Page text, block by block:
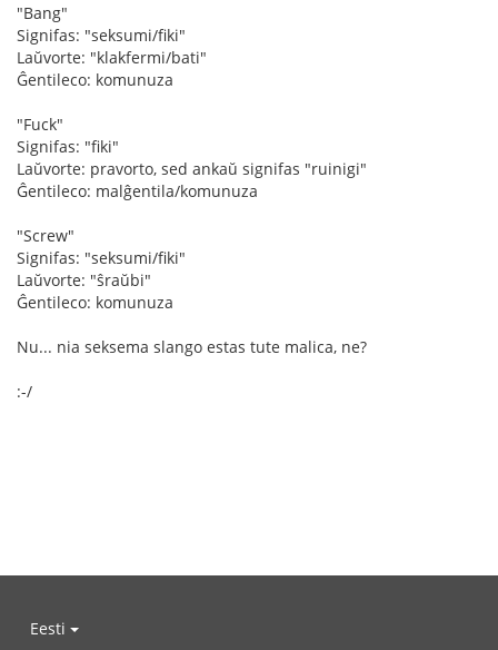
"Bang"
Signifas: "seksumi/fiki"
Laŭvorte: "klakfermi/bati"
Ĝentileco: komunuza
"Fuck"
Signifas: "fiki"
Laŭvorte: pravorto, sed ankaŭ signifas "ruinigi"
Ĝentileco: malĝentila/komunuza
"Screw"
Signifas: "seksumi/fiki"
Laŭvorte: "ŝraŭbi"
Ĝentileco: komunuza
Nu... nia seksema slango estas tute malica, ne?
:-/
Eesti